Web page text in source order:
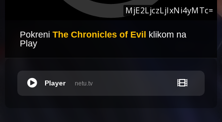
Pokreni The Chronicles of Evil
klikom na
Play
netu.tv
Player